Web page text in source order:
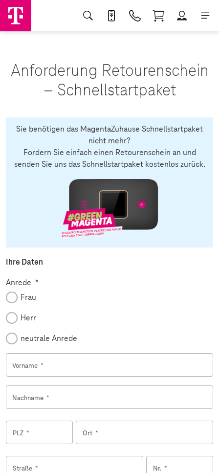
Anforderung Retourenschein
– Schnellstartpaket
Sie benötigen das MagentaZuhause Schnellstartpaket
nicht mehr?
Fordern Sie einfach einen Retourenschein an und
senden Sie uns das Schnellstartpaket kostenlos zurück.
Ihre Daten
Anrede Pflichtfeld
*
Frau
Herr
neutrale Anrede
Vorname *
Nachname *
PLZ * Ort *
Straße * Nr. *